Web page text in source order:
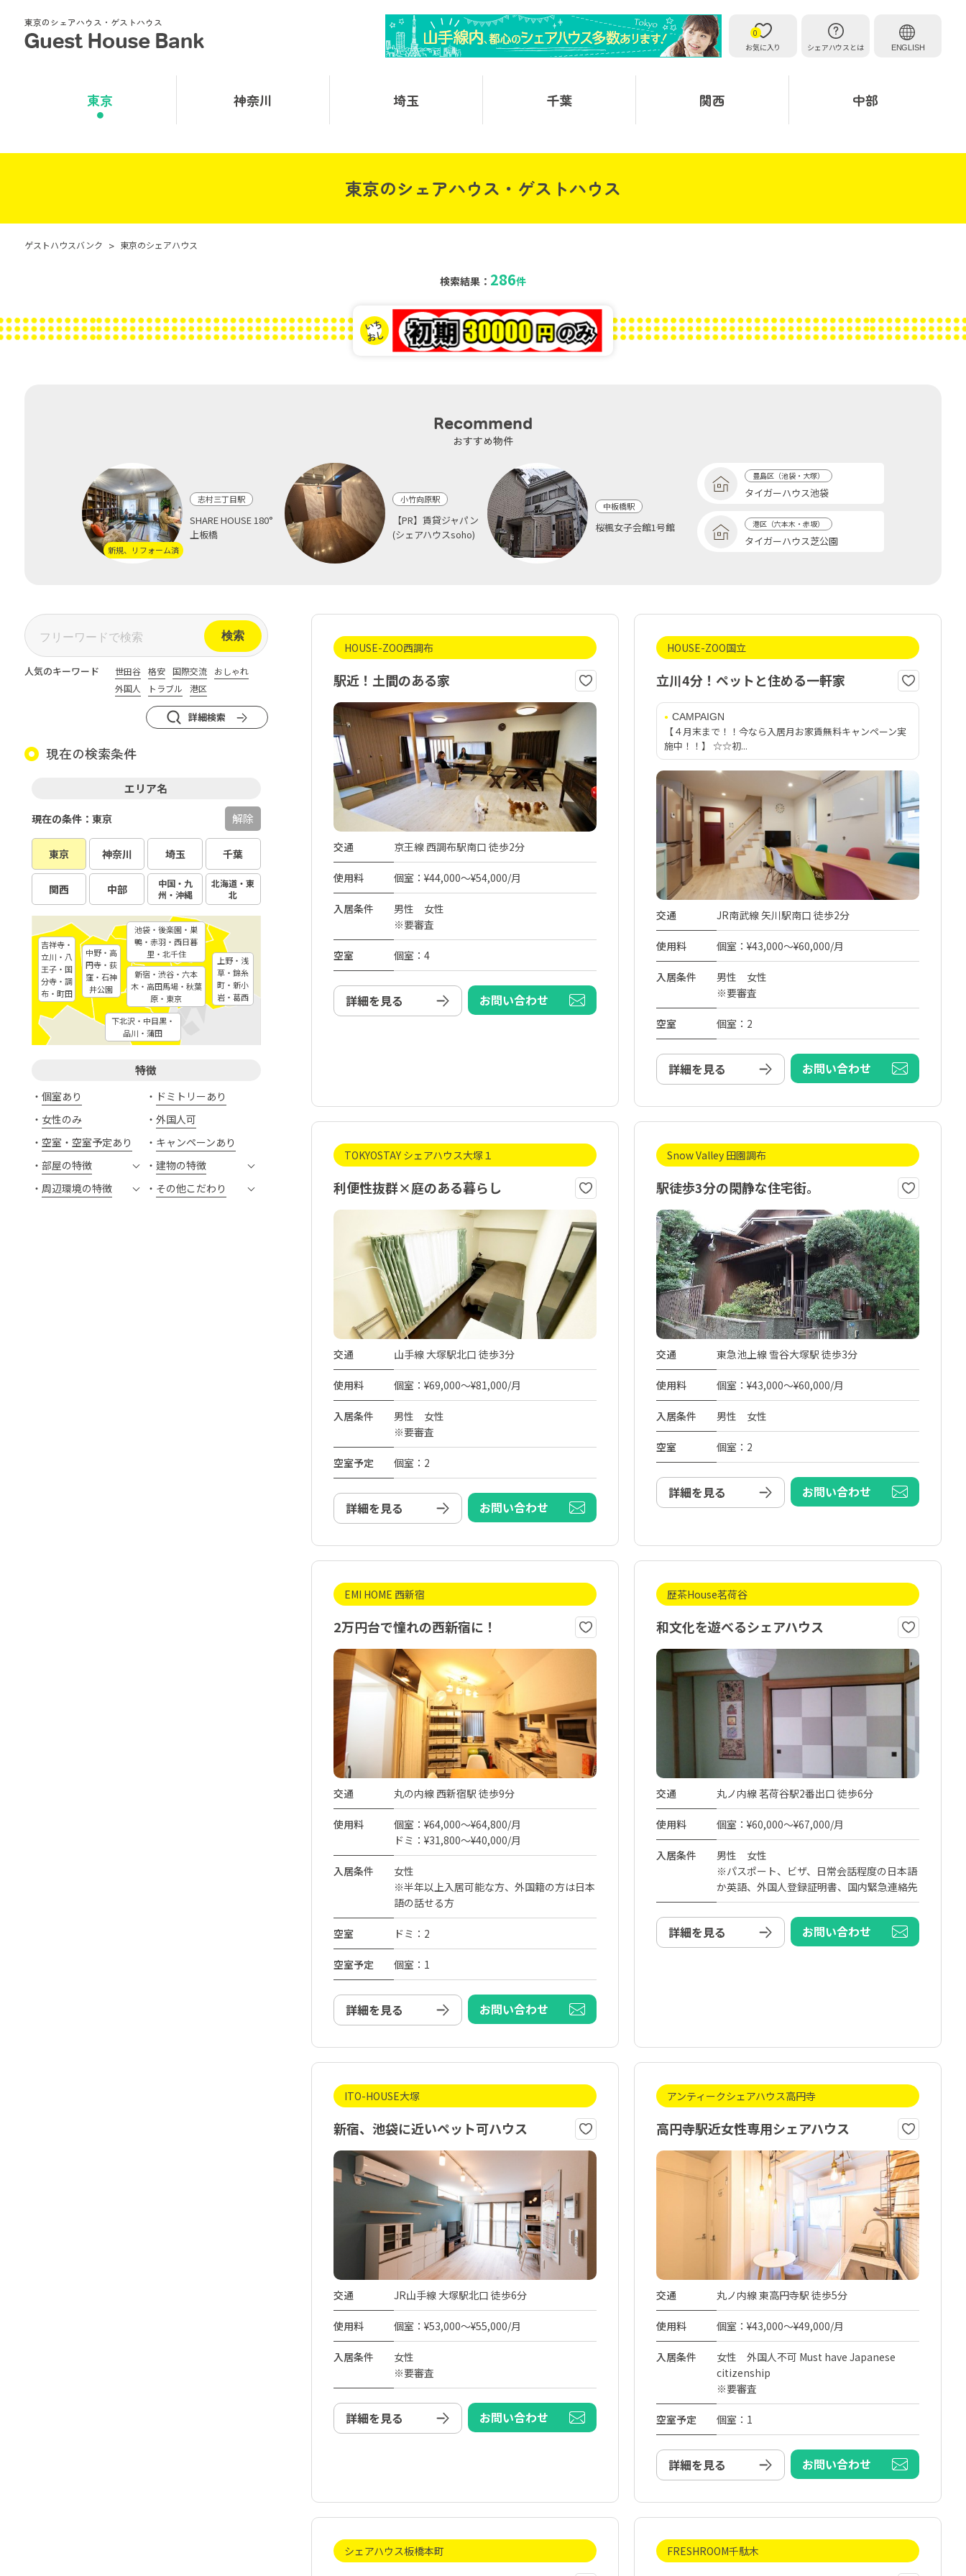
東京のシェアハウス・ゲストハウス
お気に入り
0
シェアハウスとは
ENGLISH
東京 神奈川 埼玉 千葉 関西 中部
東京のシェアハウス・ゲストハウス
ゲストハウスバンク > 東京のシェアハウス
検索結果： 286件
Recommend
おすすめ物件
新規、リフォーム済
志村三丁目駅
SHARE HOUSE 180°
上板橋
小竹向原駅
【PR】賃貸ジャパン
(シェアハウスsoho)
中板橋駅
桜楓女子会館1号館
豊島区（池袋・大塚）
タイガーハウス池袋
港区（六本木・赤坂）
タイガーハウス芝公園
人気のキーワード 世田谷 格安 国際交流
おしゃれ
外国人
トラブル 港区
詳細検索
現在の検索条件
エリア名
東京 神奈川 埼玉 千葉
関西 中部
中国・九
州・沖縄
北海道・東
北
現在の条件：東京 解除
新宿・渋谷・六本
木・高田馬場・秋葉
原・東京
中野・高
円寺・荻
窪・石神
井公園
下北沢・中目黒・
品川・蒲田
池袋・後楽園・巣
鴨・赤羽・西日暮
里・北千住
上野・浅
草・錦糸
町・新小
岩・葛西
吉祥寺・
立川・八
王子・国
分寺・調
布・町田
特徴
個室あり
ドミトリーあり
女性のみ
外国人可
空室・空室予定あり
キャンペーンあり
部屋の特徴
建物の特徴
周辺環境の特徴
その他こだわり
HOUSE-ZOO西調布
駅近！土間のある家
交通 京王線 西調布駅南口 徒歩2分
使用料 個室：¥44,000～¥54,000/月
入居条件
男性 女性
※要審査
空室 個室：4
詳細を見る お問い合わせ
HOUSE-ZOO国立
立川4分！ペットと住める一軒家
CAMPAIGN
【４月末まで！！今なら入居月お家賃無料キャンペーン実
施中！！】 ☆☆初...
交通 JR南武線 矢川駅南口 徒歩2分
使用料 個室：¥43,000～¥60,000/月
入居条件
男性 女性
※要審査
空室 個室：2
詳細を見る お問い合わせ
TOKYOSTAY シェアハウス大塚１
利便性抜群×庭のある暮らし
交通 山手線 大塚駅北口 徒歩3分
使用料 個室：¥69,000～¥81,000/月
入居条件
男性 女性
※要審査
空室予定 個室：2
詳細を見る お問い合わせ
Snow Valley 田園調布
駅徒歩3分の閑静な住宅街。
交通 東急池上線 雪谷大塚駅 徒歩3分
使用料 個室：¥43,000～¥60,000/月
入居条件 男性 女性
空室 個室：2
詳細を見る お問い合わせ
EMI HOME 西新宿
2万円台で憧れの西新宿に！
交通 丸の内線 西新宿駅 徒歩9分
使用料
個室：¥64,000～¥64,800/月
ドミ：¥31,800～¥40,000/月
入居条件
女性
※半年以上入居可能な方、外国籍の方は日本
語の話せる方
空室 ドミ：2
空室予定 個室：1
詳細を見る お問い合わせ
歴茶House茗荷谷
和文化を遊べるシェアハウス
交通 丸ノ内線 茗荷谷駅2番出口 徒歩6分
使用料 個室：¥60,000～¥67,000/月
入居条件
男性 女性
※パスポート、ビザ、日常会話程度の日本語
か英語、外国人登録証明書、国内緊急連絡先
詳細を見る お問い合わせ
ITO-HOUSE大塚
新宿、池袋に近いペット可ハウス
交通 JR山手線 大塚駅北口 徒歩6分
使用料 個室：¥53,000～¥55,000/月
入居条件
女性
※要審査
詳細を見る お問い合わせ
アンティークシェアハウス高円寺
高円寺駅近女性専用シェアハウス
交通 丸ノ内線 東高円寺駅 徒歩5分
使用料 個室：¥43,000～¥49,000/月
入居条件
女性 外国人不可 Must have Japanese
citizenship
※要審査
空室予定 個室：1
詳細を見る お問い合わせ
シェアハウス板橋本町 FRESHROOM千駄木